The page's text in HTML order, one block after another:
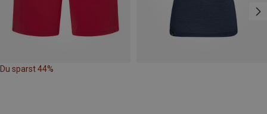
Du sparst 44%